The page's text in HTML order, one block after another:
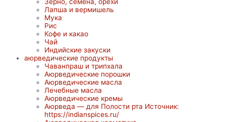
Лапша и вермишель
Мука
Рис
Кофе и какао
Чай
Индийские закуски
аюрведические продукты
Чаванпраш и трипхала
Аюрведические порошки
Аюрведические масла
Лечебные масла
Аюрведические кремы
Аюрведа — для Полости рта Источник:
https://indianspices.ru/